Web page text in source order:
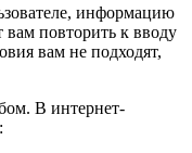
информацию
повторить к вводу
вам не подходят,
В интернет-